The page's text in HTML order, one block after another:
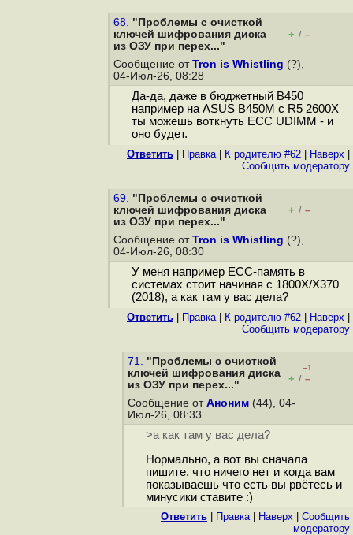
68. "Проблемы с очисткой
ключей шифрования диска
из ОЗУ при перех..."
+ / –
Сообщение от Tron is Whistling (?),
04-Июл-26, 08:28
Да-да, даже в бюджетный B450
например на ASUS B450M с R5 2600X
ты можешь воткнуть ECC UDIMM - и
оно будет.
Ответить Правка| К родителю #62 Наверх
Cообщить модератору
69. "Проблемы с очисткой
ключей шифрования диска
из ОЗУ при перех..."
+ / –
Сообщение от Tron is Whistling (?),
04-Июл-26, 08:30
У меня например ECC-память в
системах стоит начиная с 1800X/X370
(2018), а как там у вас дела?
Ответить Правка| К родителю #62 Наверх
Cообщить модератору
71. "Проблемы с очисткой
ключей шифрования диска
из ОЗУ при перех..."
–1
+ / –
Сообщение от Аноним (44), 04-
Июл-26, 08:33
>а как там у вас дела?
Нормально, а вот вы сначала
пишите, что ничего нет и когда вам
показываешь что есть вы рвётесь и
минусики ставите :)
Ответить Правка| Наверх
Cообщить
модератору